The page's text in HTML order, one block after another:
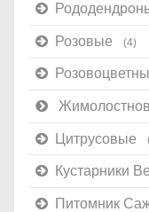
Розовые (4)
Цитрусовые
Кустарники
Питомник